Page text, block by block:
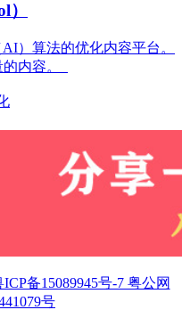
）算法的优化内容平台。
内容。
ICP备15089945号-7 粤公网
号